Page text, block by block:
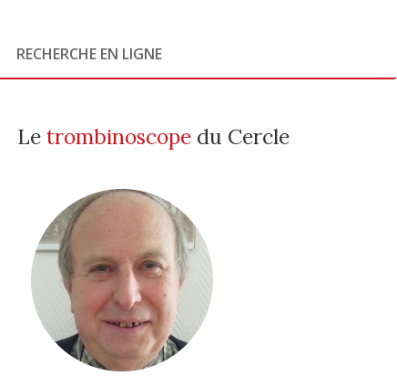
RECHERCHE EN LIGNE
Le trombinoscope du Cercle